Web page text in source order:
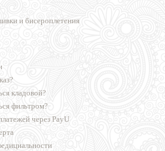
и бисероплетения
кладовой?
фильтром?
через PayU